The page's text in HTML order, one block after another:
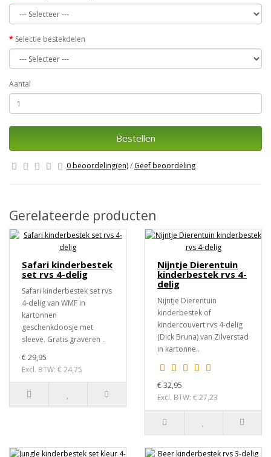
Selectie bestekdelen
Aantal
Bestellen
0 beoordeling(en)/ Geef beoordeling
Gerelateerde producten
Safari kinderbestek
set rvs 4-delig
Safari kinderbestek set rvs
4-delig van WMF in
kartonnen
geschenkdoosje met
sleeve. Gratis graveren ..
€ 29,95
Excl. BTW: € 24,75
Nijntje Dierentuin
kinderbestek rvs 4-
delig
Nijntje Dierentuin
kinderbestek of
kindercouvert rvs 4-delig
(Dick Bruna) van Zilverstad
in kartonne..
€ 32,95
Excl. BTW: € 27,23